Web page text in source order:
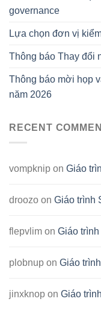
governance
Lựa chọn đơn vị
Thông báo Thay đổi
Thông báo mời họp
năm 2026
RECENT
vompknip on Giáo
droozo on Giáo trình
flepvlim on Giáo
plobnup on Giáo
jinxknop on Giáo